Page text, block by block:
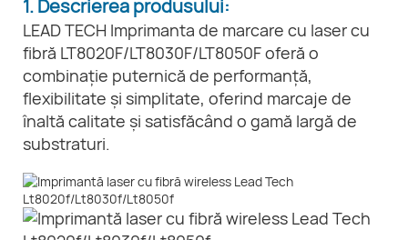
1. Descrierea produsului:
LEAD TECH Imprimanta de marcare cu laser cu
fibră LT8020F/LT8030F/LT8050F oferă o
combinație puternică de performanță,
flexibilitate și simplitate, oferind marcaje de
înaltă calitate și satisfăcând o gamă largă de
substraturi.